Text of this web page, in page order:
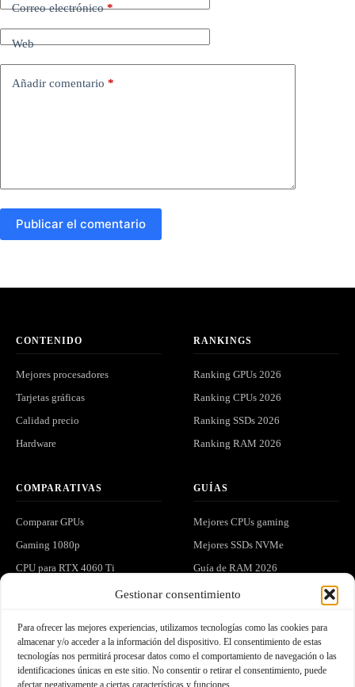
Gestionar consentimiento
Para ofrecer las mejores experiencias, utilizamos tecnologías como las cookies para
almacenar y/o acceder a la información del dispositivo. El consentimiento de estas
tecnologías nos permitirá procesar datos como el comportamiento de navegación o las
identificaciones únicas en este sitio. No consentir o retirar el consentimiento, puede
afectar negativamente a ciertas características y funciones.
Correo electrónico*
Web
Añadir comentario *
Publicar el comentario
CONTENIDO
Mejores procesadores
Tarjetas gráficas
Calidad precio
Hardware
RANKINGS
Ranking GPUs 2026
Ranking CPUs 2026
Ranking SSDs 2026
Ranking RAM 2026
COMPARATIVAS
Comparar GPUs
Gaming 1080p
CPU para RTX 4060 Ti
GUÍAS
Mejores CPUs gaming
Mejores SSDs NVMe
Guía de RAM 2026
Ver todo el hardware
Privacidad
COMUNIDAD
Análisis y hardware exclusivo en
tu correo.